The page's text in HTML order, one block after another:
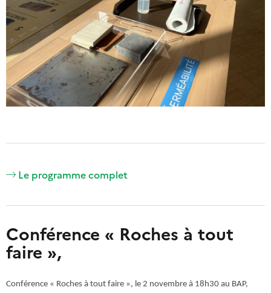
Le programme complet
Conférence « Roches à tout
faire »,
Conférence « Roches à tout faire », le 2 novembre à 18h30 au BAP,